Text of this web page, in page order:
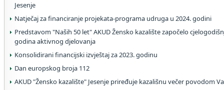
Jesenje
Natječaj za financiranje projekata-programa udruga u 2024. godini
Predstavom "Naših 50 let" AKUD Žensko kazalište započelo
godina aktivnog djelovanja
Konsolidirani financijski izvještaj za 2023. godinu
Dan europskog broja 112
AKUD "Žensko kazalište" Jesenje priređuje kazališnu večer povodom